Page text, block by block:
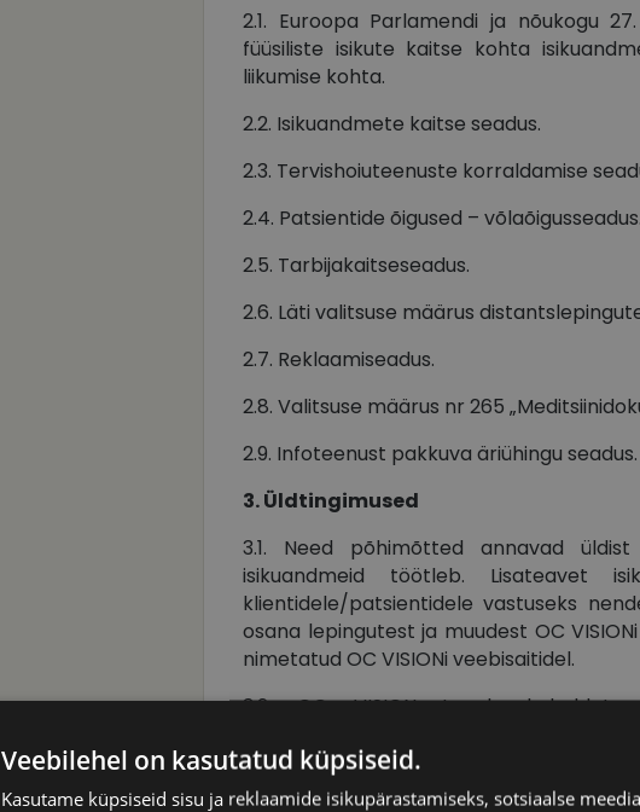
2.1. Euroopa Parlamendi ja nõukogu
füüsiliste isikute kaitse kohta
liikumise kohta.
2.2. Isikuandmete kaitse seadus.
2.3. Tervishoiuteenuste korraldamise
2.4. Patsientide õigused –
2.5. Tarbijakaitseseadus.
2.6. Läti valitsuse määrus
2.7. Reklaamiseadus.
2.8. Valitsuse määrus nr 265
2.9. Infoteenust pakkuva äriühingu seadus.
3. Üldtingimused
3.1. Need põhimõtted annavad
isikuandmeid töötleb. Lisateavet
klientidele/patsientidele vastuseks
osana lepingutest ja muudest OC
nimetatud OC VISIONi veebisaitidel.
3.2. OC VISION tagab
konfidentsiaalsuse ning rakendab
kaitsta isikuandmeid lubamatu
avalikustamise, kaotsimineku, muutmise
Veebilehel on kasutatud küpsiseid.
Kasutame küpsiseid sisu ja reklaamide isikupärastamiseks, sotsiaalse